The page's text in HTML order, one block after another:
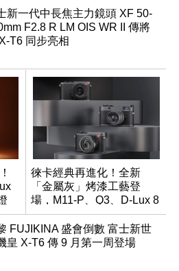
新一代中長焦主力鏡頭 XF 50-
F2.8 R LM OIS WR II 傳將
T6 同步亮相
徠卡經典再進化！全新
「金屬灰」烤漆工藝登
場，M11-P、Q3、D-Lux 8
領銜換裝
FUJIKINA 盛會倒數 富士新世
皇 X-T6 傳 9 月第一周登場